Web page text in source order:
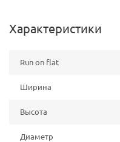
Характеристики
Run on flat
Ширина
Высота
Диаметр